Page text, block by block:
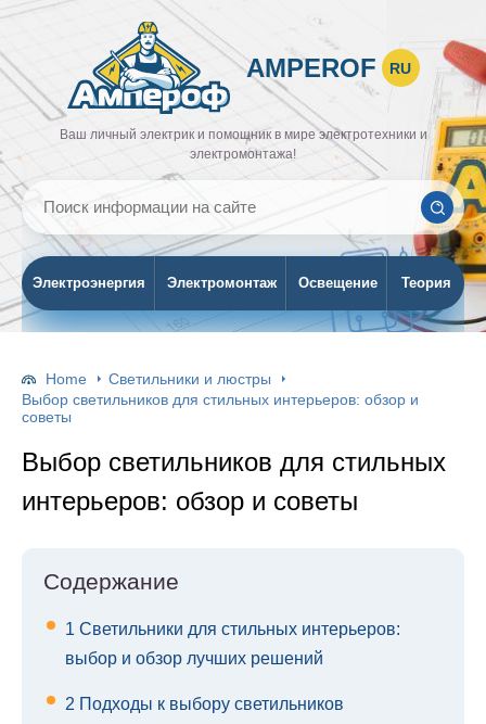
AMPEROF RU
Ваш личный электрик и помощник в мире электротехники и
электромонтажа!
Электроэнергия Электромонтаж Освещение Теория
Home
Светильники и люстры
Выбор светильников для стильных интерьеров: обзор и
советы
Выбор светильников для стильных
интерьеров: обзор и советы
Содержание
1 Светильники для стильных интерьеров:
выбор и обзор лучших решений
2 Подходы к выбору светильников